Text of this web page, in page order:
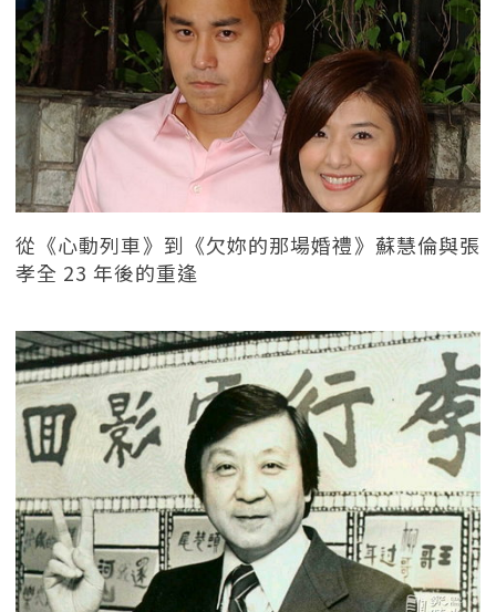
從《心動列車》到《欠妳的那場婚禮》蘇慧倫與張
孝全 23 年後的重逢